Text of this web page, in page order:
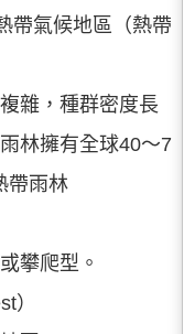
帶氣候地區（熱帶
雜，種群密度長
林擁有全球40～7
帶雨林
攀爬型。
）